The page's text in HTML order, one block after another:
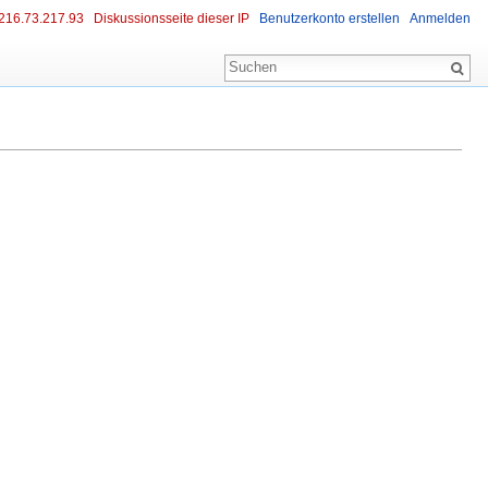
Diskussionsseite dieser IP Benutzerkonto erstellen Anmelden